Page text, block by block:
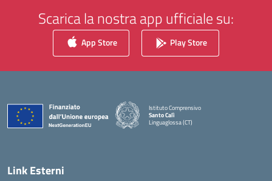
Scarica la nostra app ufficiale su:
App Store Play Store
Istituto Comprensivo
Santo Calì
Linguaglossa (CT)
— Visita la pagina iniziale della scuola
Link Esterni